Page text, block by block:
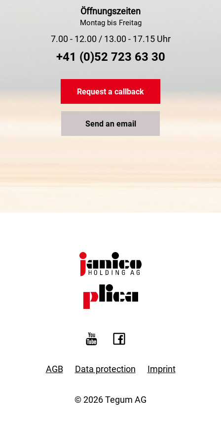
Öffnungszeiten
Montag bis Freitag
7.00 - 12.00 / 13.00 - 17.15 Uhr
+41 (0)52 723 63 30
Request a callback
Send an email
AGB Data protection Imprint
© 2026 Tegum AG